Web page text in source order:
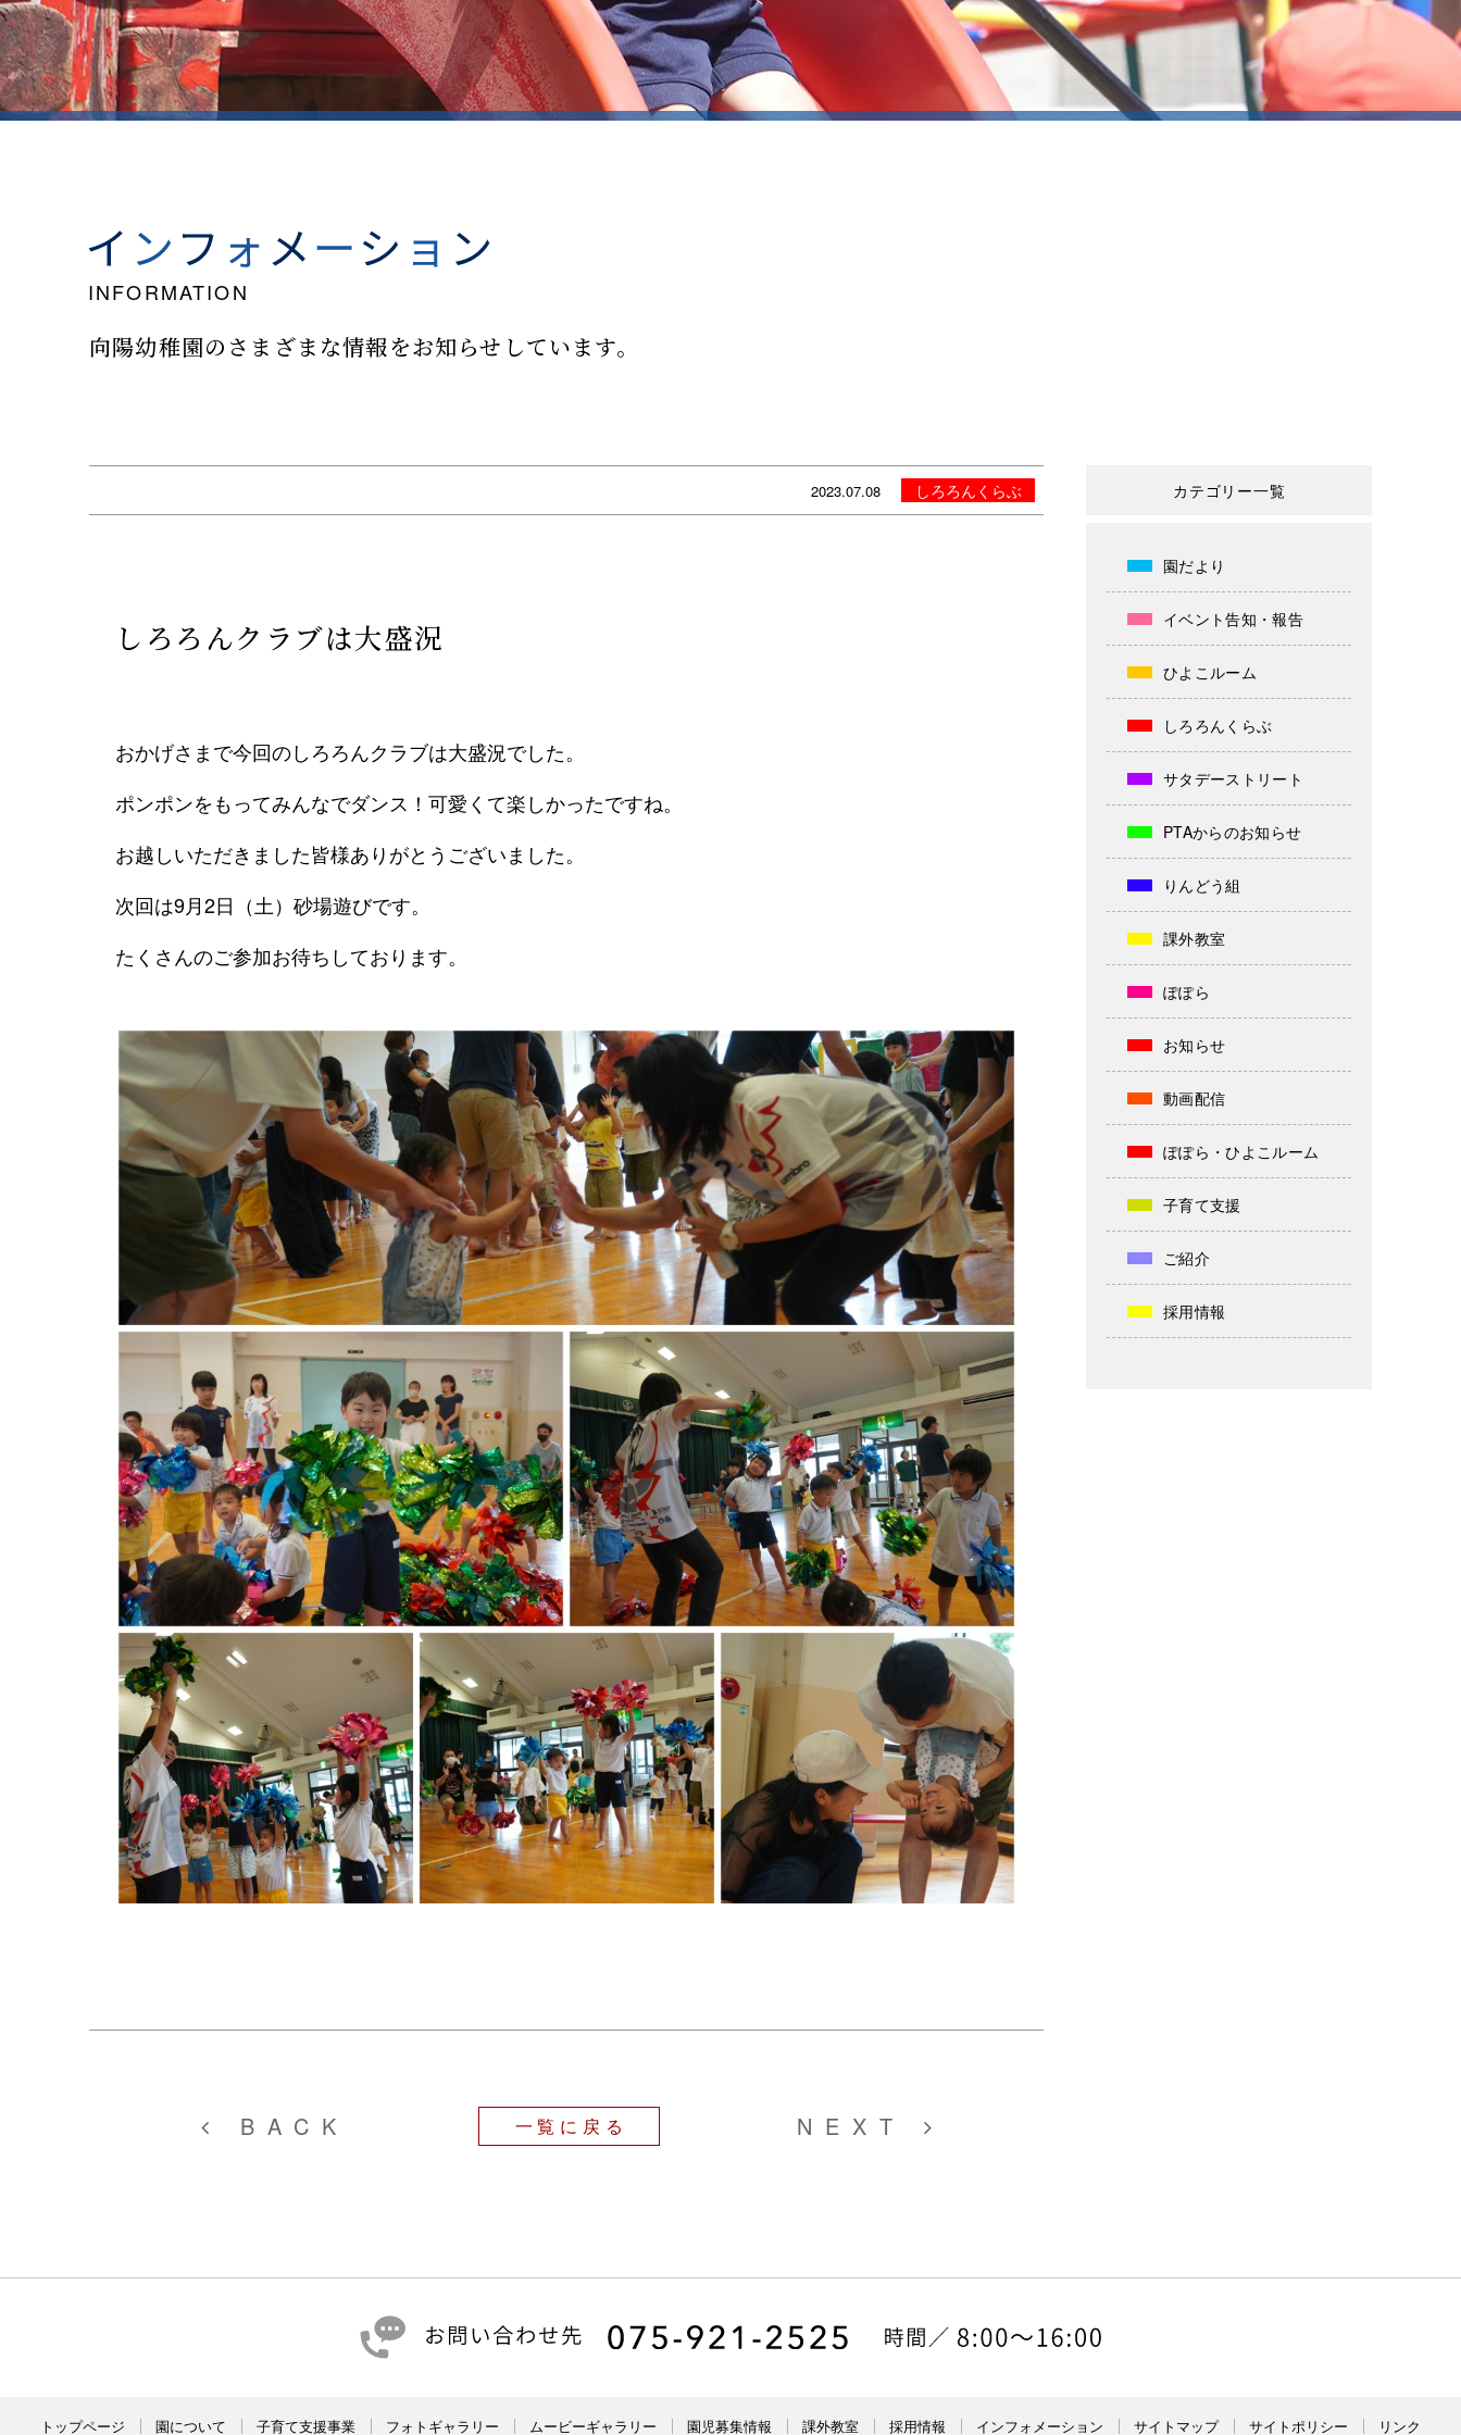
向陽幼稚園のさまざまな情報をお知らせしています。
しろろんクラブは大盛況
2023.07.08 しろろんくらぶ
おかげさまで今回のしろろんクラブは大盛況でした。
ポンポンをもってみんなでダンス！可愛くて楽しかったですね。
お越しいただきました皆様ありがとうございました。
次回は9月2日（土）砂場遊びです。
たくさんのご参加お待ちしております。
BACK 一覧に戻る NEXT
カテゴリー一覧
園だより
イベント告知・報告
ひよこルーム
しろろんくらぶ
サタデーストリート
PTAからのお知らせ
りんどう組
課外教室
ぽぽら
お知らせ
動画配信
ぽぽら・ひよこルーム
子育て支援
ご紹介
採用情報
トップページ 園について 子育て支援事業 フォトギャラリー ムービーギャラリー 園児募集情報 課外教室 採用情報 インフォメーション サイトマップ サイトポリシー リンク